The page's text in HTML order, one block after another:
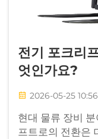
전기 포크리
엇인가요?
2026-05-25
현대 물류 장비
프트로의 전환은